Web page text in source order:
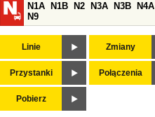
N1A
N1B N2 N3A N3B N4A
N9
Linie Zmiany
Przystanki Połączenia
Pobierz